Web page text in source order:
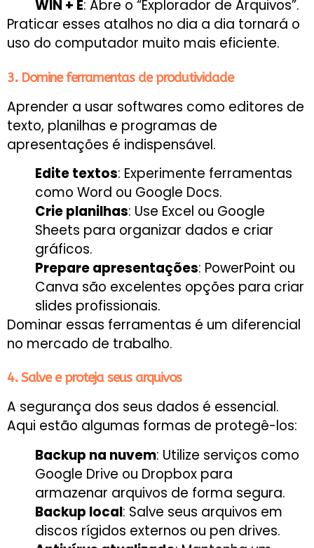
WIN + E: Abre o “Explorador de Arquivos”.
Praticar esses atalhos no dia a dia tornará o
uso do computador muito mais eficiente.
3. Domine ferramentas de produtividade
Aprender a usar softwares como editores de
texto, planilhas e programas de
apresentações é indispensável.
Edite textos: Experimente ferramentas
como Word ou Google Docs.
Crie planilhas: Use Excel ou Google
Sheets para organizar dados e criar
gráficos.
Prepare apresentações: PowerPoint ou
Canva são excelentes opções para criar
slides profissionais.
Dominar essas ferramentas é um diferencial
no mercado de trabalho.
4. Salve e proteja seus arquivos
A segurança dos seus dados é essencial.
Aqui estão algumas formas de protegê-los:
Backup na nuvem: Utilize serviços como
Google Drive ou Dropbox para
armazenar arquivos de forma segura.
Backup local: Salve seus arquivos em
discos rígidos externos ou pen drives.